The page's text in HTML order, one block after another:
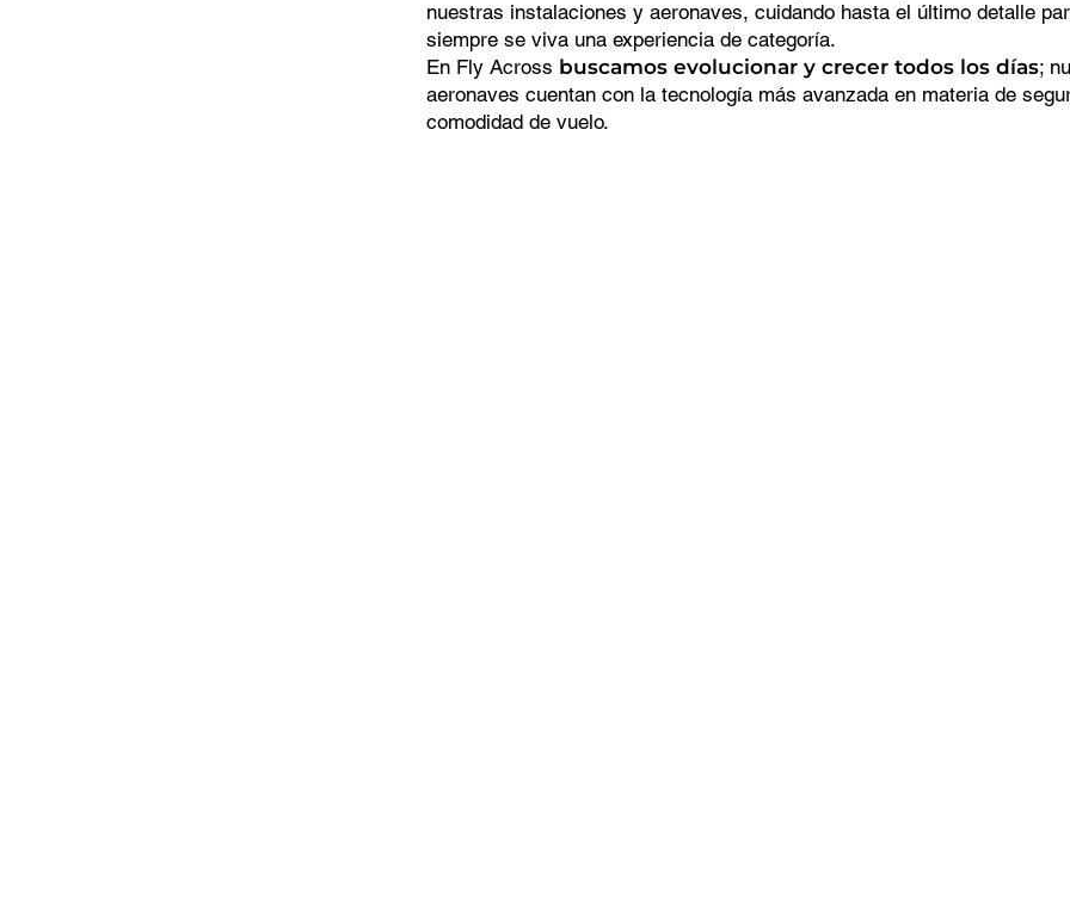
nuestras instalaciones y aeronaves, cuidando hasta el último detalle
siempre se viva una experiencia de categoría.
En Fly Across buscamos evolucionar y crecer todos los días;
aeronaves cuentan con la tecnología más avanzada en materia de
comodidad de vuelo.